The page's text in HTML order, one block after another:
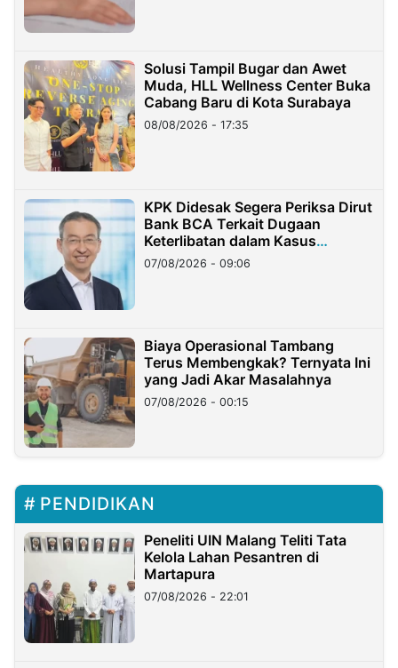
Solusi Tampil Bugar dan Awet
Muda, HLL Wellness Center Buka
Cabang Baru di Kota Surabaya
08/08/2026 - 17:35
KPK Didesak Segera Periksa Dirut
Bank BCA Terkait Dugaan
Keterlibatan dalam Kasus
Hilangnya Dana Nasabah Rp2,58
Miliar
07/08/2026 - 09:06
Biaya Operasional Tambang
Terus Membengkak? Ternyata Ini
yang Jadi Akar Masalahnya
07/08/2026 - 00:15
PENDIDIKAN
Peneliti UIN Malang Teliti Tata
Kelola Lahan Pesantren di
Martapura
07/08/2026 - 22:01